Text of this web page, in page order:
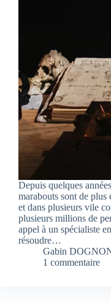
Depuis quelques
marabouts sont de plus
et dans plusieurs vile
plusieurs millions de
appel à un spécialiste
résoudre…
Gabin
1 commentaire